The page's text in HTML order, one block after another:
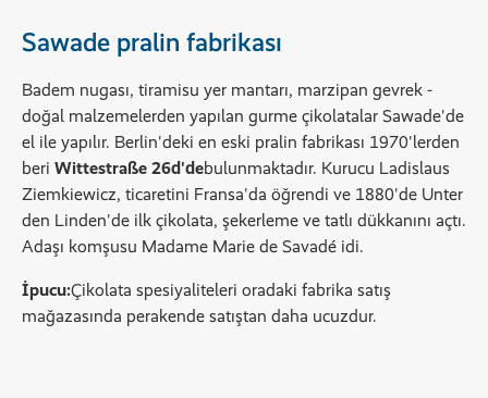
Sawade pralin fabrikası
Badem nugası, tiramisu yer mantarı, marzipan gevrek -
doğal malzemelerden yapılan gurme çikolatalar Sawade'de
el ile yapılır. Berlin'deki en eski pralin fabrikası 1970'lerden
beri Wittestraße 26d'debulunmaktadır. Kurucu Ladislaus
Ziemkiewicz, ticaretini Fransa'da öğrendi ve 1880'de Unter
den Linden'de ilk çikolata, şekerleme ve tatlı dükkanını açtı.
Adaşı komşusu Madame Marie de Savadé idi.
İpucu:Çikolata spesiyaliteleri oradaki fabrika satış
mağazasında perakende satıştan daha ucuzdur.